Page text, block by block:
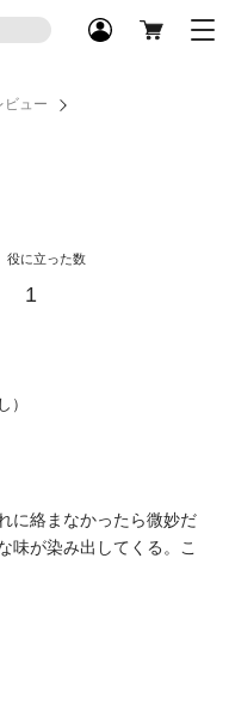
ビュー
役に立った数
1
）
に絡まなかったら微妙だ
味が染み出してくる。こ